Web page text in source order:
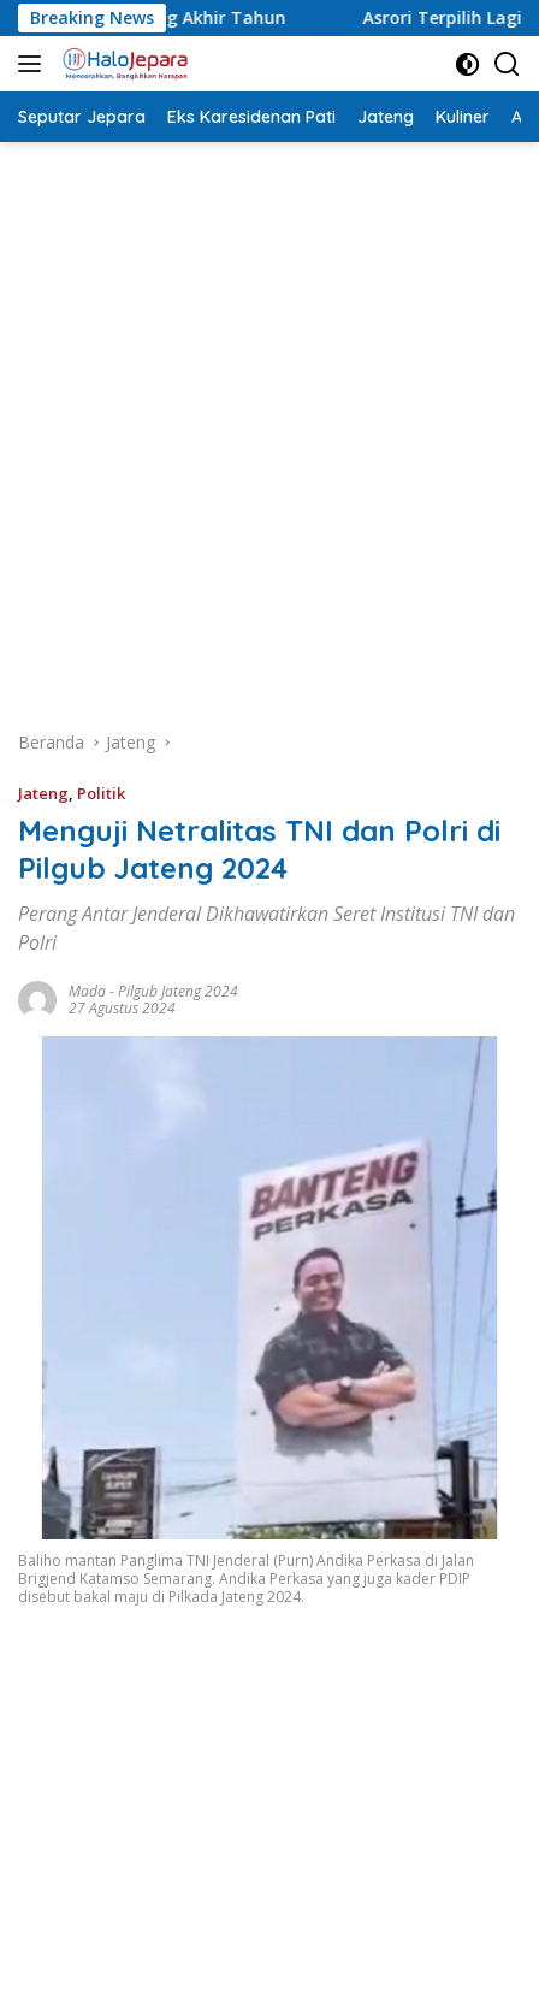
Langsung
ke
konten
Breaking NewsAsrori Terpilih Lagi Ketua NPCI Jepara, Target
Seputar Jepara Eks Karesidenan Pati Jateng Kuliner
Beranda Jateng
Jateng, Politik
Menguji Netralitas TNI dan Polri di
Pilgub Jateng 2024
Perang Antar Jenderal Dikhawatirkan Seret Institusi TNI dan
Polri
Mada-Pilgub Jateng 2024
27 Agustus 2024
Baliho mantan Panglima TNI Jenderal (Purn) Andika Perkasa di Jalan
Brigjend Katamso Semarang. Andika Perkasa yang juga kader PDIP
disebut bakal maju di Pilkada Jateng 2024.